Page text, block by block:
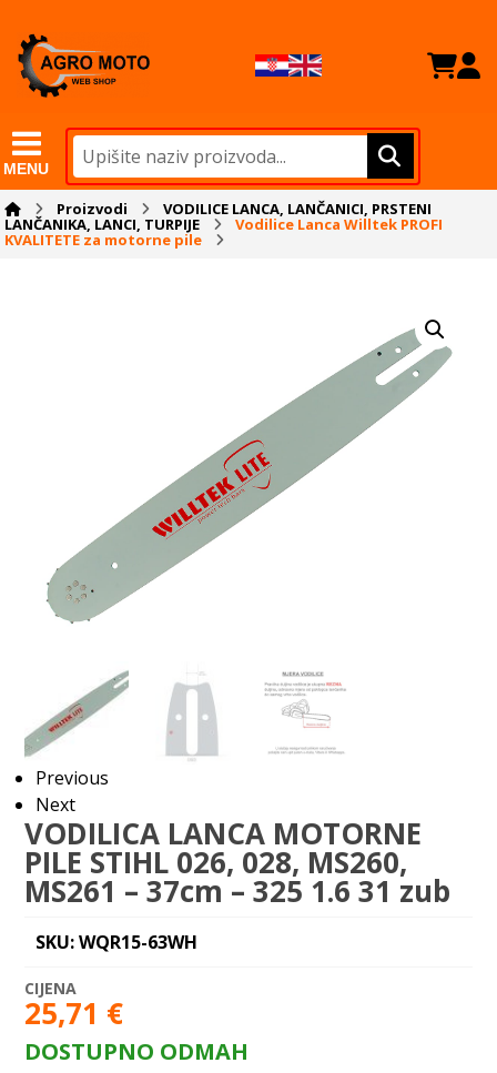
MENU
Proizvodi VODILICE LANCA, LANČANICI, PRSTENI
LANČANIKA, LANCI, TURPIJE Vodilice Lanca Willtek PROFI
KVALITETE za motorne pile
Previous
Next
VODILICA LANCA MOTORNE
PILE STIHL 026, 028, MS260,
MS261 – 37cm – 325 1.6 31 zub
SKU: WQR15-63WH
25,71 €
DOSTUPNO ODMAH